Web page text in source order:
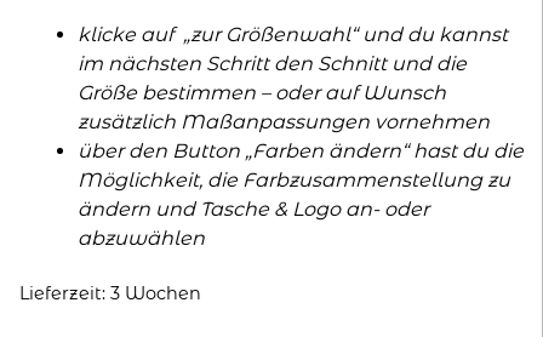
klicke auf „zur Größenwahl“ und du kannst
im nächsten Schritt den Schnitt und die
Größe bestimmen – oder auf Wunsch
zusätzlich Maßanpassungen vornehmen
über den Button „Farben ändern“ hast du die
Möglichkeit, die Farbzusammenstellung zu
ändern und Tasche & Logo an- oder
abzuwählen
Lieferzeit: 3 Wochen